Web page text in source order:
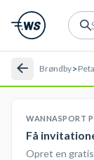
Brøndby>
WANNASPORT
Få
Opret en